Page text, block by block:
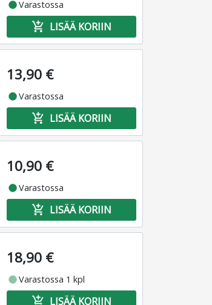
fiber_manual_recordVarastossa
add_shopping_cart LISÄÄ KORIIN
13,90 €
fiber_manual_recordVarastossa
add_shopping_cart LISÄÄ KORIIN
10,90 €
fiber_manual_recordVarastossa
add_shopping_cart LISÄÄ KORIIN
18,90 €
fiber_manual_recordVarastossa 1 kpl
add_shopping_cart LISÄÄ KORIIN